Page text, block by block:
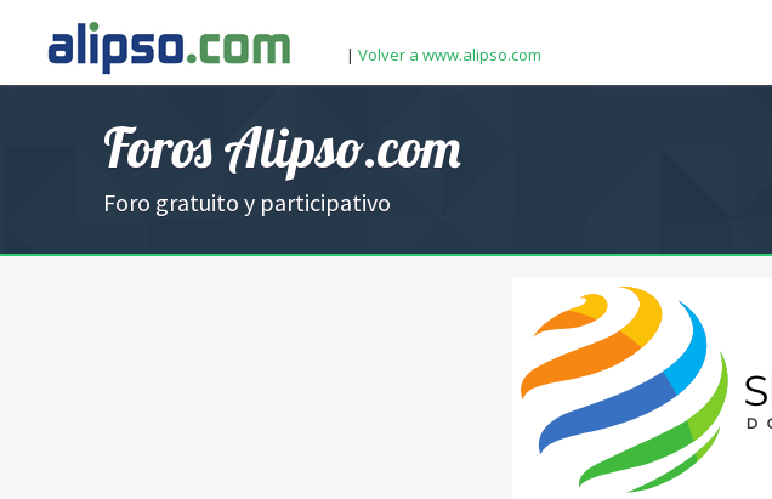
| Volver a www.alipso.com
Foros Alipso.com
Foro gratuito y participativo